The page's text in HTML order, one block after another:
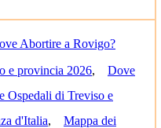
Abortire a Rovigo?
e provincia 2026, Dove
Ospedali di Treviso e
d'Italia, Mappa dei